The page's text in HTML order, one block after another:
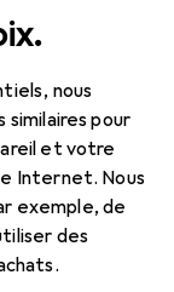
nous
pour
et votre
Internet. Nous
exemple, de
des
: accessoires